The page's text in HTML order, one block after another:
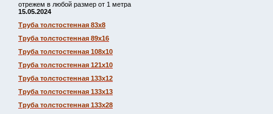
отрежем в любой размер от 1 метра
15.05.2024
Труба толстостенная 83х8
Труба толстостенная 89х16
Труба толстостенная 108х10
Труба толстостенная 121х10
Труба толстостенная 133х12
Труба толстостенная 133х13
Труба толстостенная 133х28